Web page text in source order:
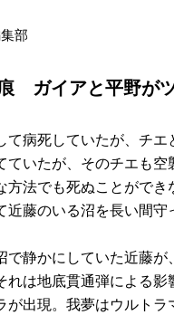
部
ガイアと平野が
て病死していたが、チ
ていたが、そのチエも
方法でも死ぬことがで
藤のいる沼を長い間守
で静かにしていた近藤
れは地底貫通弾による
が出現。我夢はウルト